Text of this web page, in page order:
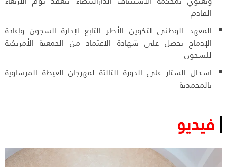
القادم
المعهد الوطني لتكوين الأطر التابع لإدارة السجون وإعادة
الإدماج يحصل على شهادة الاعتماد من الجمعية الأمريكية
للسجون
اسدال الستار على الدورة الثالثة لمهرجان العيطة المرساوية
بالمحمدية
فيديو